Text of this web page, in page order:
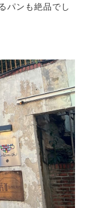
パンも絶品でし